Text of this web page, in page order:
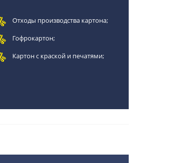
Отходы производства картона;
Гофрокартон;
Картон с краской и печатями;